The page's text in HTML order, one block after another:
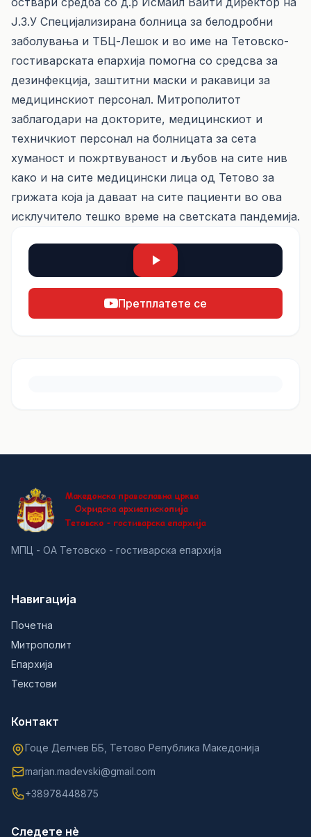
Ј.З.У Специјализирана болница за белодробни
заболувања и ТБЦ-Лешок и во име на Тетовско-
гостиварската епархија помогна со средсва за
дезинфекција, заштитни маски и ракавици за
медицинскиот персонал. Митрополитот
заблагодари на докторите, медицинскиот и
техничкиот персонал на болницата за сета
хуманост и пожртвуваност и љубов на сите нив
како и на сите медицински лица од Тетово за
грижата која ја даваат на сите пациенти во ова
исклучитело тешко време на светската пандемија.
Претплатете се
МПЦ - ОА Тетовско - гостиварска епархија
Навигација
Почетна
Митрополит
Епархија
Текстови
Контакт
Гоце Делчев ББ, Тетово Република Македонија
marjan.madevski@gmail.com
+38978448875
Следете нè